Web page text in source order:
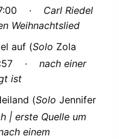
7:00 · Carl Riedel
Weihnachtslied
auf (Solo Zola
5:57 · nach einer
ist
(Solo Jennifer
| erste Quelle um
einem